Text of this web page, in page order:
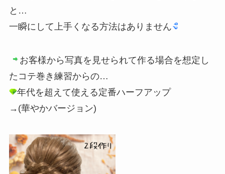
と…
一瞬にして上手くなる方法はありません
お客様から写真を見せられて作る場合を想定し
たコテ巻き練習からの…
年代を超えて使える定番ハーフアップ
→(華やかバージョン)